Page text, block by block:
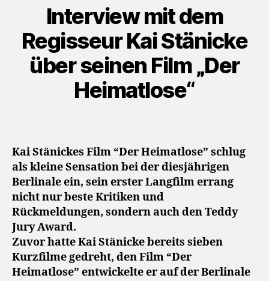
Interview mit dem
Regisseur Kai Stänicke
über seinen Film „Der
Heimatlose“
Kai Stänickes Film “Der Heimatlose” schlug
als kleine Sensation bei der diesjährigen
Berlinale ein, sein erster Langfilm errang
nicht nur beste Kritiken und
Rückmeldungen, sondern auch den Teddy
Jury Award.
Zuvor hatte Kai Stänicke bereits sieben
Kurzfilme gedreht, den Film “Der
Heimatlose” entwickelte er auf der Berlinale